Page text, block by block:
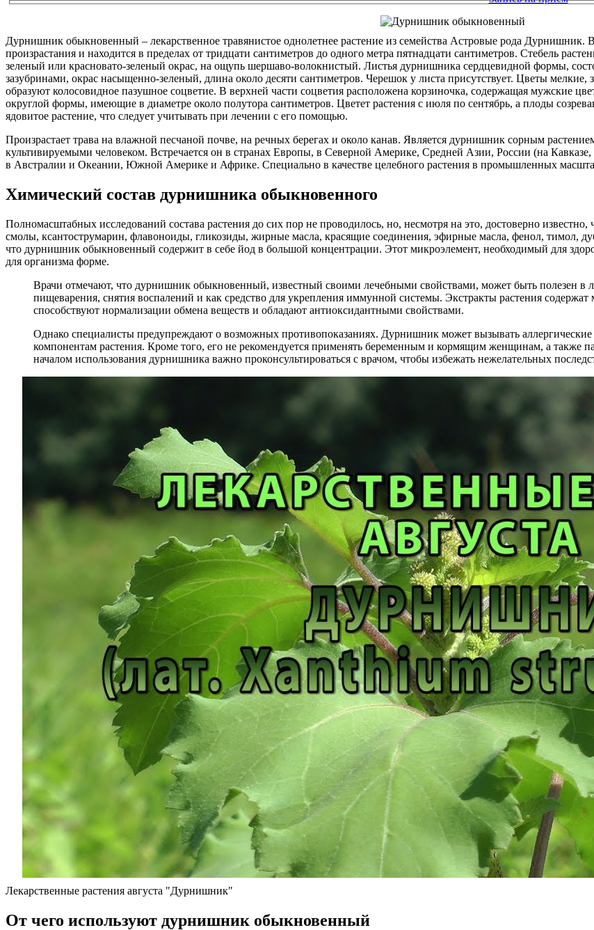
Дурнишник обыкновенный – лекарственное травянистое однолетнее растение из семейства Астровые рода Дурнишник.
произрастания и находится в пределах от тридцати сантиметров до одного метра пятнадцати сантиметров. Стебель
зеленый или красновато-зеленый окрас, на ощупь шершаво-волокнистый. Листья дурнишника сердцевидной формы,
зазубринами, окрас насыщенно-зеленый, длина около десяти сантиметров. Черешок у листа присутствует. Цветы
образуют колосовидное пазушное соцветие. В верхней части соцветия расположена корзиночка, содержащая мужские
округлой формы, имеющие в диаметре около полутора сантиметров. Цветет растения с июля по сентябрь, а плоды
ядовитое растение, что следует учитывать при лечении с его помощью.
Произрастает трава на влажной песчаной почве, на речных берегах и около канав. Является дурнишник сорным
культивируемыми человеком. Встречается он в странах Европы, в Северной Америке, Средней Азии, России (на
в Австралии и Океании, Южной Америке и Африке. Специально в качестве целебного растения в промышленных
Химический состав дурнишника обыкновенного
Полномасштабных исследований состава растения до сих пор не проводилось, но, несмотря на это, достоверно
смолы, ксантострумарин, флавоноиды, гликозиды, жирные масла, красящие соединения, эфирные масла, фенол, тимол,
что дурнишник обыкновенный содержит в себе йод в большой концентрации. Этот микроэлемент, необходимый для
для организма форме.
Врачи отмечают, что дурнишник обыкновенный, известный своими лечебными свойствами, может быть полезен в
пищеварения, снятия воспалений и как средство для укрепления иммунной системы. Экстракты растения
способствуют нормализации обмена веществ и обладают антиоксидантными свойствами.
Однако специалисты предупреждают о возможных противопоказаниях. Дурнишник может вызывать
компонентам растения. Кроме того, его не рекомендуется применять беременным и кормящим женщинам, а также
началом использования дурнишника важно проконсультироваться с врачом, чтобы избежать нежелательных
Лекарственные растения августа "Дурнишник"
От чего используют дурнишник обыкновенный